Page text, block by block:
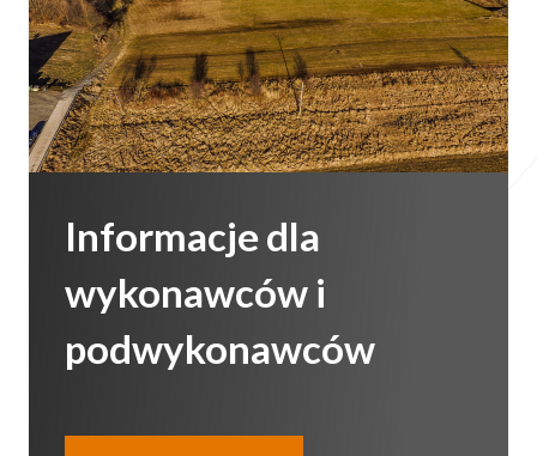
Informacje dla
wykonawców i
podwykonawców